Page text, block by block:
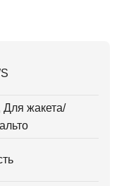
жакета/